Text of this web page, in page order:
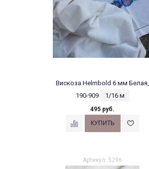
Вискоза Helmbold 6 мм Белая,
190-909
1/16 м
495 руб.
Артикул: 5296